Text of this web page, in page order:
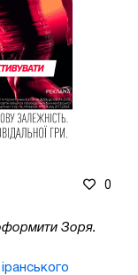
0
Зоря.